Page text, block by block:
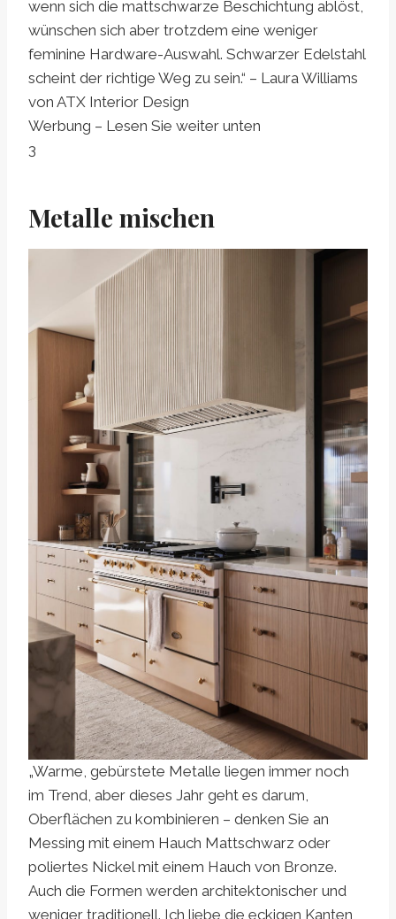
wenn sich die mattschwarze Beschichtung ablöst,
wünschen sich aber trotzdem eine weniger
feminine Hardware-Auswahl. Schwarzer Edelstahl
scheint der richtige Weg zu sein.“ – Laura Williams
von ATX Interior Design
Werbung – Lesen Sie weiter unten
3
Metalle mischen
„Warme, gebürstete Metalle liegen immer noch
im Trend, aber dieses Jahr geht es darum,
Oberflächen zu kombinieren – denken Sie an
Messing mit einem Hauch Mattschwarz oder
poliertes Nickel mit einem Hauch von Bronze.
Auch die Formen werden architektonischer und
weniger traditionell. Ich liebe die eckigen Kanten,